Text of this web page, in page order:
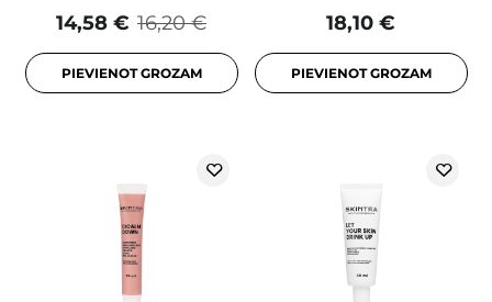
16,20 €
14,58 €
PIEVIENOT GROZAM
18,10 €
PIEVIENOT GROZAM